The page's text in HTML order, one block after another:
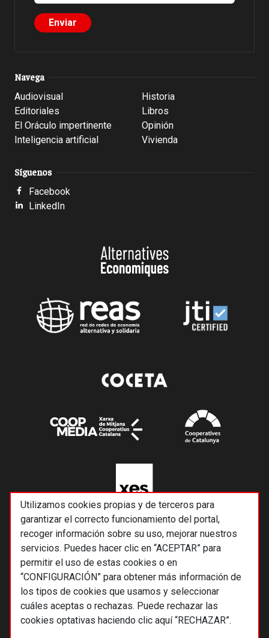
Utilizamos cookies propias y de terceros para
garantizar el correcto funcionamiento del portal,
recoger información sobre su uso, mejorar nuestros
servicios. Puedes hacer clic en “ACEPTAR” para
permitir el uso de estas cookies o en
“CONFIGURACIÓN” para obtener más información de
los tipos de cookies que usamos y seleccionar
cuáles aceptas o rechazas. Puede rechazar las
cookies optativas haciendo clic aquí “RECHAZAR”.
Navega
Audiovisual
Editoriales
El Oráculo impertinente
Inteligencia artificial
Historia
Libros
Opinión
Vivienda
Síguenos
Facebook
LinkedIn
© 2026 Alternativas económicas SCCL